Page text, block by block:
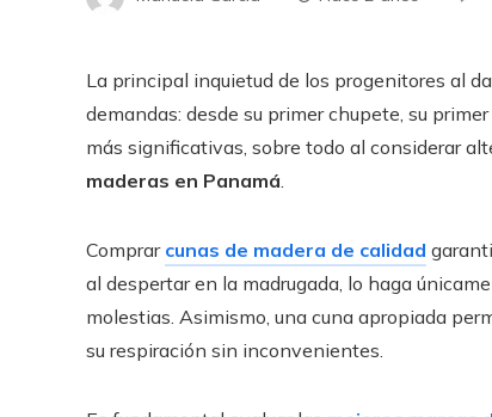
La principal inquietud de los progenitores al
demandas: desde su primer chupete, su
más significativas, sobre todo al considerar
maderas en Panamá.
Comprar cunas de madera de calidad
al despertar en la madrugada, lo haga
molestias. Asimismo, una cuna apropiada
su respiración sin inconvenientes.